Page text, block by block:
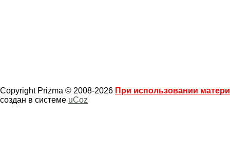
Copyright Prizma © 2008-2026 При использовании
создан в системе uCoz